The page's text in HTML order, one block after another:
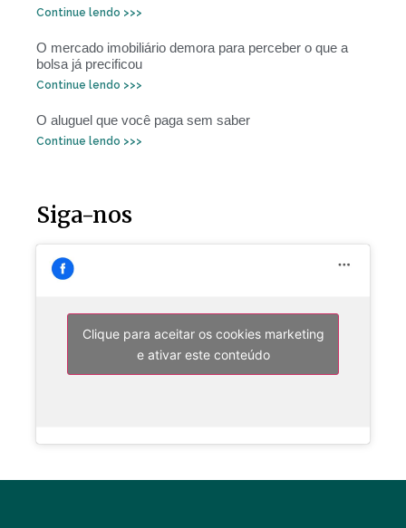
Continue lendo >>>
O mercado imobiliário demora para perceber o que a
bolsa já precificou
Continue lendo >>>
O aluguel que você paga sem saber
Continue lendo >>>
Siga-nos
Clique para aceitar os cookies marketing
e ativar este conteúdo